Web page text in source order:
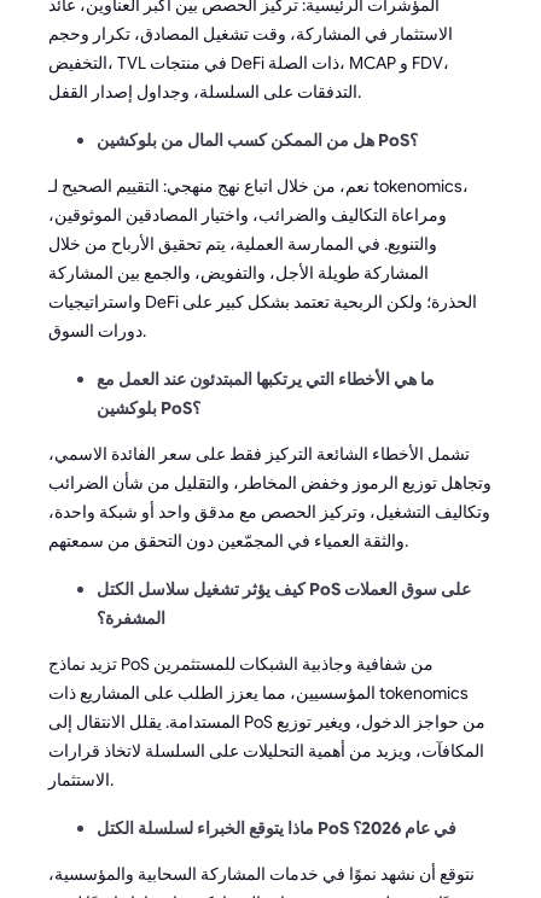
المؤشرات الرئيسية: تركيز الحصص بين أكبر العناوين، عائد
الاستثمار في المشاركة، وقت تشغيل المصادق، تكرار وحجم
التخفيض، TVL في منتجات DeFi ذات الصلة، MCAP و FDV،
التدفقات على السلسلة، وجداول إصدار القفل.
هل من الممكن كسب المال من بلوكشين PoS؟
نعم، من خلال اتباع نهج منهجي: التقييم الصحيح لـ tokenomics،
ومراعاة التكاليف والضرائب، واختيار المصادقين الموثوقين،
والتنويع. في الممارسة العملية، يتم تحقيق الأرباح من خلال
المشاركة طويلة الأجل، والتفويض، والجمع بين المشاركة
واستراتيجيات DeFi الحذرة؛ ولكن الربحية تعتمد بشكل كبير على
دورات السوق.
ما هي الأخطاء التي يرتكبها المبتدئون عند العمل مع
بلوكشين PoS؟
تشمل الأخطاء الشائعة التركيز فقط على سعر الفائدة الاسمي،
وتجاهل توزيع الرموز وخفض المخاطر، والتقليل من شأن الضرائب
وتكاليف التشغيل، وتركيز الحصص مع مدقق واحد أو شبكة واحدة،
والثقة العمياء في المجمّعين دون التحقق من سمعتهم.
كيف يؤثر تشغيل سلاسل الكتل PoS على سوق العملات
المشفرة؟
تزيد نماذج PoS من شفافية وجاذبية الشبكات للمستثمرين
المؤسسيين، مما يعزز الطلب على المشاريع ذات tokenomics
المستدامة. يقلل الانتقال إلى PoS من حواجز الدخول، ويغير توزيع
المكافآت، ويزيد من أهمية التحليلات على السلسلة لاتخاذ قرارات
الاستثمار.
ماذا يتوقع الخبراء لسلسلة الكتل PoS في عام 2026؟
نتوقع أن نشهد نموًا في خدمات المشاركة السحابية والمؤسسية،